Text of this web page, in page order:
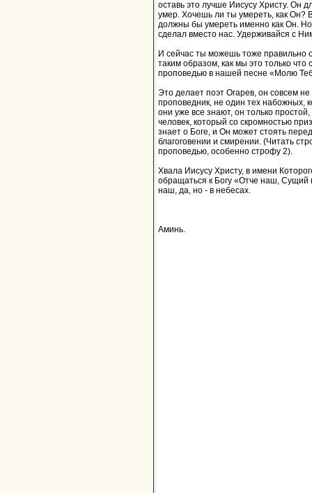
оставь это лучше Иисусу Христу. Он
умер. Хочешь ли ты умереть, как Он?
должны бы умереть именно как Он.
сделал вместо нас. Удерживайся с
И сейчас ты можешь тоже правильно
таким образом, как мы это только что
проповедью в нашей песне «Молю
Это делает поэт Огарев, он совсем не
проповедник, не один тех набожных,
они уже все знают, он только
человек, который со скромностью
знает о Боге, и Он может стоять
благоговении и смирении. (Читать
проповедью, особенно строфу 2).
Хвала Иисусу Христу, в имени
обращаться к Богу «Отче наш,
наш, да, но - в небесах.
Аминь.